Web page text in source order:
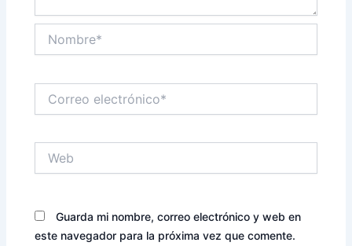
electrónico*
Guarda mi nombre, correo electrónico y web en
este navegador para la próxima vez que comente.